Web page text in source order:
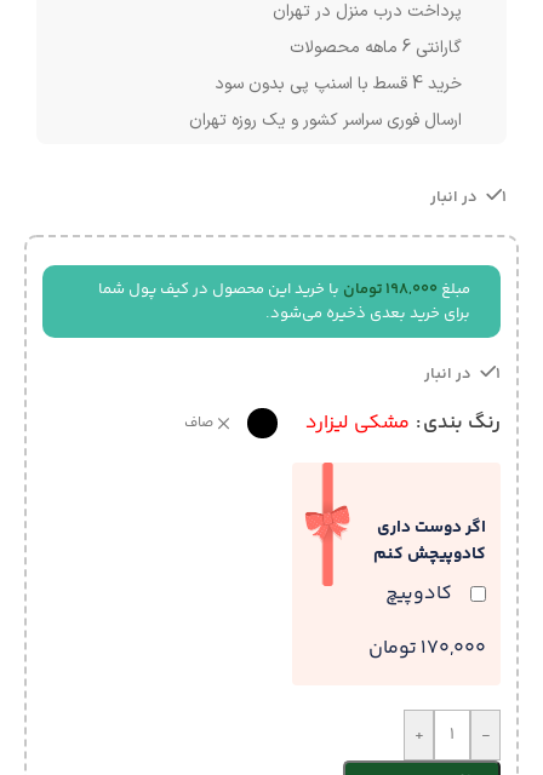
پرداخت درب منزل در تهران
گارانتی 6 ماهه محصولات
خرید 4 قسط با اسنپ پی بدون سود
ارسال فوری سراسر کشور و یک روزه تهران
1 در انبار
مبلغ 198,000 تومان با خرید این محصول در کیف پول شما
برای خرید بعدی ذخیره می‌شود.
1 در انبار
رنگ بندی مشکی لیزارد صاف
اگر دوست داری
کادوپیچش کنم
کادوپیچ
170,000 تومان
-
+